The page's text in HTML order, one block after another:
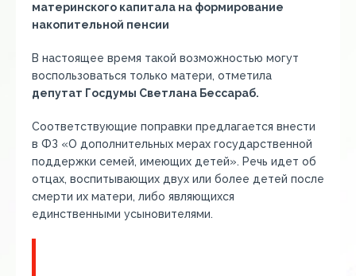
материнского капитала на формирование
накопительной пенсии
В настоящее время такой возможностью могут
воспользоваться только матери, отметила
депутат Госдумы Светлана Бессараб.
Соответствующие поправки предлагается внести
в ФЗ «О дополнительных мерах государственной
поддержки семей, имеющих детей». Речь идет об
отцах, воспитывающих двух или более детей после
смерти их матери, либо являющихся
единственными усыновителями.